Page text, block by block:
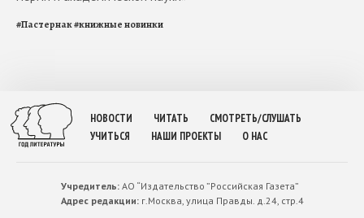
#Пастернак#книжные новинки
НОВОСТИ ЧИТАТЬ
СМОТРЕТЬ/СЛУШАТЬ
УЧИТЬСЯ
НАШИ ПРОЕКТЫ О НАС
Учредитель:АО “Издательство ”Российская Газета”
Адрес редакции:г.Москва, улица Правды. д.24, стр.4